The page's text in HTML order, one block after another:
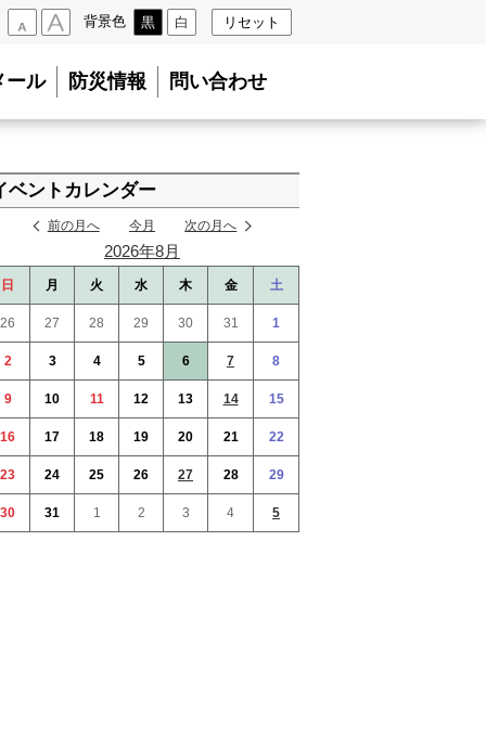
背景色 黒 白 リセット
ール 防災情報 問い合わせ
ベントカレンダー
前の月へ 今月 次の月へ
2026年8月
日 月 火 水 木 金 土
26 27 28 29 30 31 1
2 3 4 5 6 7 8
9 10 11 12 13 14 15
16 17 18 19 20 21 22
23 24 25 26 27 28 29
30 31 1 2 3 4 5